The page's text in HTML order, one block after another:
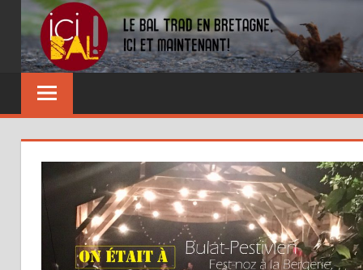
content
Dansez
partout